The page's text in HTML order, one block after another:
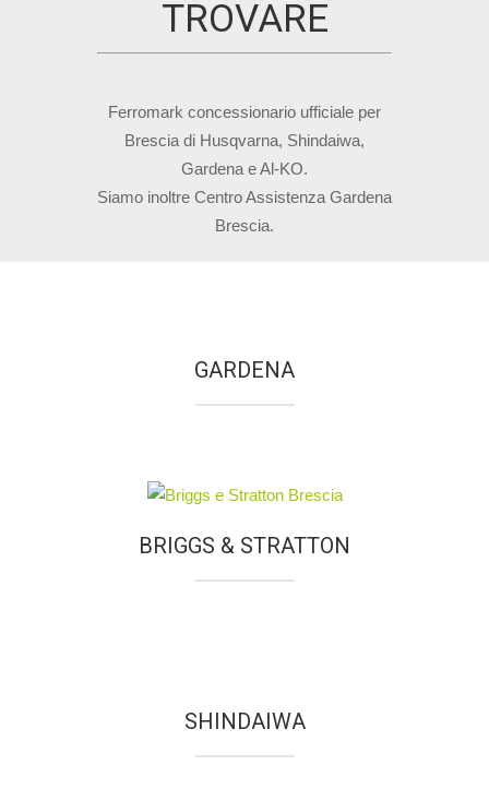
TROVARE
Ferromark concessionario ufficiale per
Brescia di Husqvarna, Shindaiwa,
Gardena e Al-KO.
Siamo inoltre Centro Assistenza Gardena
Brescia.
GARDENA
BRIGGS & STRATTON
SHINDAIWA